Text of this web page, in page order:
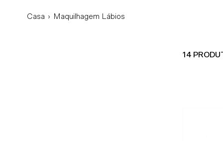
Casa › Maquilhagem Lábios
14